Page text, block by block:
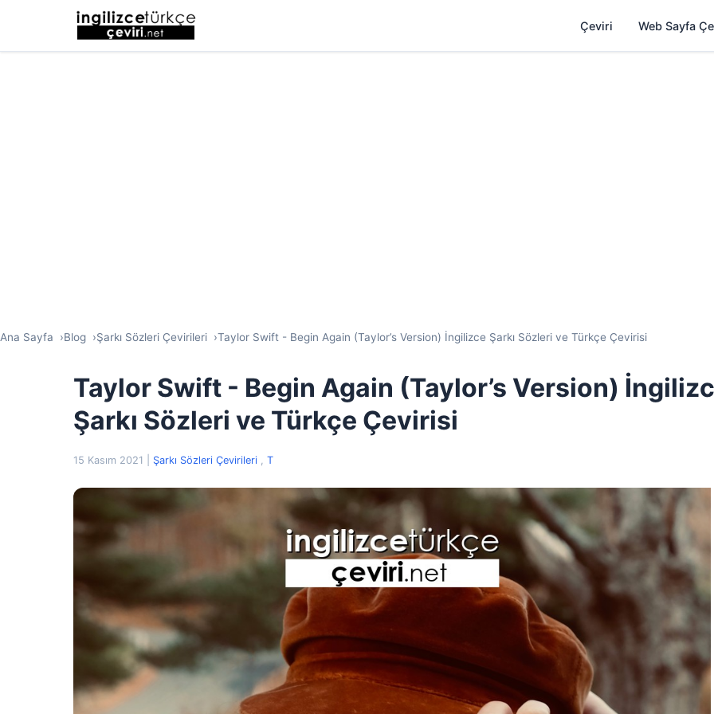
Çeviri Web Sayfa
Ana Sayfa Blog Şarkı Sözleri Çevirileri Taylor Swift - Begin Again (Taylor’s Version) İngilizce Şarkı Sözleri ve Türkçe Çevirisi
Taylor Swift - Begin Again (Taylor’s Version)
Şarkı Sözleri ve Türkçe Çevirisi
15 Kasım 2021 Şarkı Sözleri Çevirileri , T